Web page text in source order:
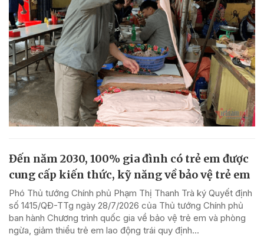
Đến năm 2030, 100% gia đình có trẻ em được
cung cấp kiến thức, kỹ năng về bảo vệ trẻ em
Phó Thủ tướng Chính phủ Phạm Thị Thanh Trà ký Quyết định
số 1415/QĐ-TTg ngày 28/7/2026 của Thủ tướng Chính phủ
ban hành Chương trình quốc gia về bảo vệ trẻ em và phòng
ngừa, giảm thiểu trẻ em lao động trái quy định...